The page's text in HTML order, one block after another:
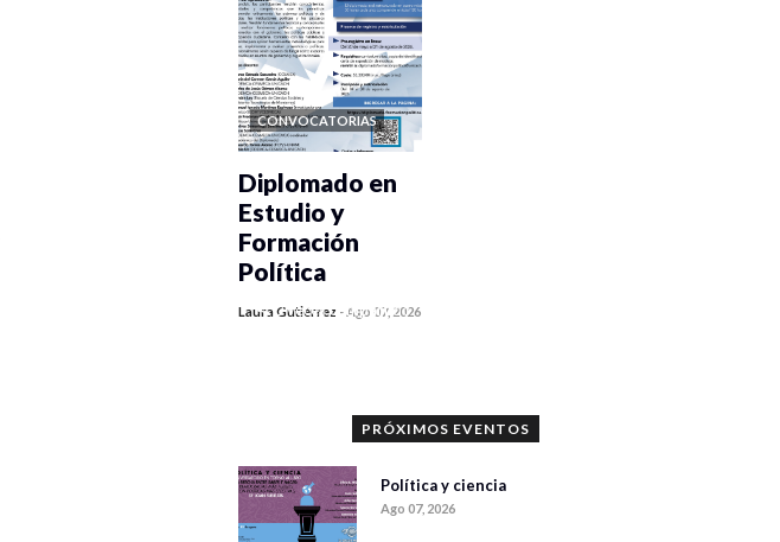
CONVOCATORIAS
0 veces compartido
Diplomado en
Estudio y
Formación
Política
Laura Gutiérrez -Ago 07, 2026
PRÓXIMOS EVENTOS
Política y ciencia
Ago 07, 2026